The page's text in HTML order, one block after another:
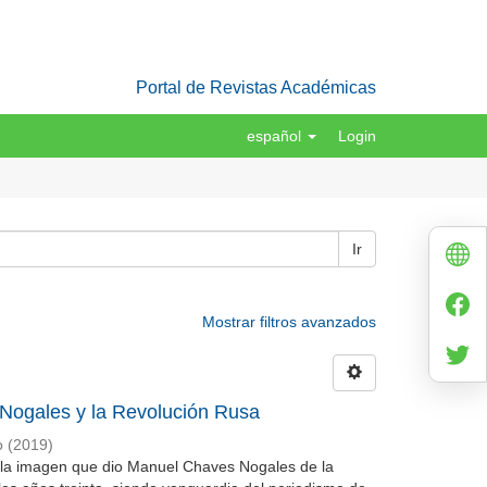
Portal de Revistas Académicas
español Login
Ir
Mostrar filtros avanzados
y la Revolución Rusa
(2019)
imagen que dio Manuel Chaves Nogales de la